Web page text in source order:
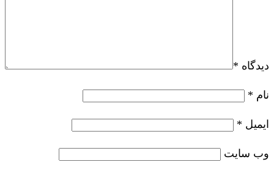
دیدگاه *
نام *
ایمیل *
وب‌ سایت